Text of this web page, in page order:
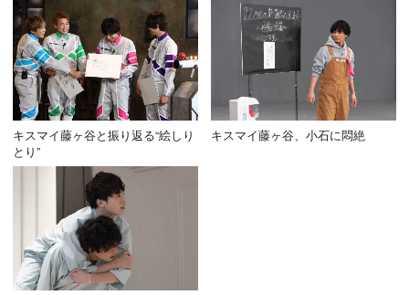
キスマイ藤ヶ谷と振り返る“絵しり
とり”
キスマイ藤ヶ谷、小石に悶絶